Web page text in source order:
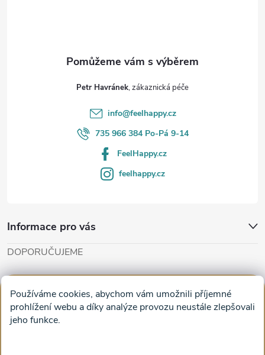
Používáme cookies, abychom vám umožnili příjemné
prohlížení webu a díky analýze provozu neustále zlepšovali
jeho funkce.
Petr Havránek
info@feelhappy.cz
735 966 384 Po-Pá 9-14
FeelHappy.cz
feelhappy.cz
Informace pro vás
DOPORUČUJEME
Obrazy na plátně na zeď a stěnu do obýváku
Facebook